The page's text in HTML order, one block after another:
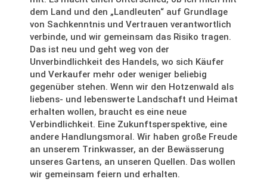
dem Land und den „Landleuten“ auf Grundlage
von Sachkenntnis und Vertrauen verantwortlich
verbinde, und wir gemeinsam das Risiko tragen.
Das ist neu und geht weg von der
Unverbindlichkeit des Handels, wo sich Käufer
und Verkaufer mehr oder weniger beliebig
gegenüber stehen. Wenn wir den Hotzenwald als
liebens- und lebenswerte Landschaft und Heimat
erhalten wollen, braucht es eine neue
Verbindlichkeit. Eine Zukunftsperspektive, eine
andere Handlungsmoral. Wir haben große Freude
an unserem Trinkwasser, an der Bewässerung
unseres Gartens, an unseren Quellen. Das wollen
wir gemeinsam feiern und erhalten.